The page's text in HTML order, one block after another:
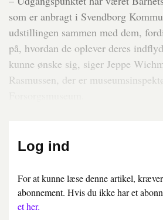
som er anbragt i Svendborg
udstillingen sammen med dem,
på, hvordan de oplever deres
kunne ønske sig, siger Jeppe
Rasmussen, der er
Log ind
For at kunne læse denne artikel,
abonnement. Hvis du ikke har et
et her.